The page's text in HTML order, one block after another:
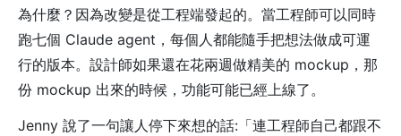
為什麼？因為改變是從工程端發起的。當工程師可以同時
跑七個 Claude agent，每個人都能隨手把想法做成可運
行的版本。設計師如果還在花兩週做精美的 mockup，那
份 mockup 出來的時候，功能可能已經上線了。
Jenny 說了一句讓人停下來想的話:「連工程師自己都跟不